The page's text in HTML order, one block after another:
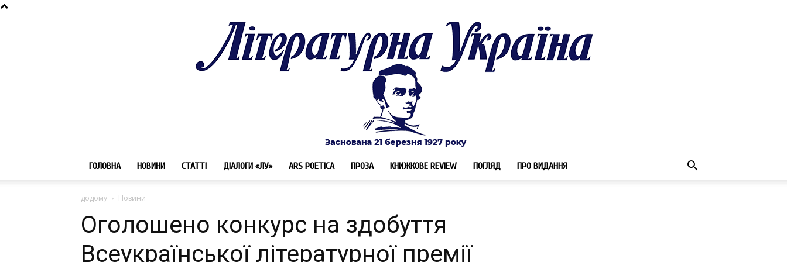
ГОЛОВНА НОВИНИ СТАТТІ ДІАЛОГИ «ЛУ» ARS POETICA ПРОЗА КНИЖКОВЕ REVIEW ПОГЛЯД ПРО ВИДАННЯ
додому Новини
Оголошено конкурс на здобуття
Всеукраїнської літературної премії